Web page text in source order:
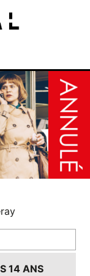
14 ANS